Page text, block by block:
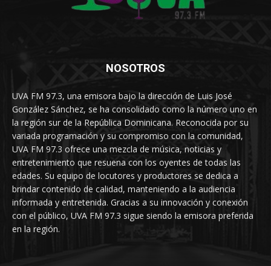
NOSOTROS
UVA FM 97.3, una emisora bajo la dirección de Luis José
González Sánchez, se ha consolidado como la número uno en
la región sur de la República Dominicana. Reconocida por su
variada programación y su compromiso con la comunidad,
UVA FM 97.3 ofrece una mezcla de música, noticias y
entretenimiento que resuena con los oyentes de todas las
edades. Su equipo de locutores y productores se dedica a
brindar contenido de calidad, manteniendo a la audiencia
informada y entretenida. Gracias a su innovación y conexión
con el público, UVA FM 97.3 sigue siendo la emisora preferida
en la región.